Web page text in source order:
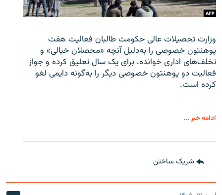
وزارت تحصیلات عالی حکومت طالبان فعالیت هفت
پوهنتون خصوصی را به‌دلیل آنچه «محصلان خیالی» و
تخلف‌های اداری خوانده، برای یک سال تعلیق کرده و جواز
فعالیت دو پوهنتون خصوصی دیگر را به‌گونه دایمی لغو
کرده است.
ادامه خبر ...
شریک ساختن